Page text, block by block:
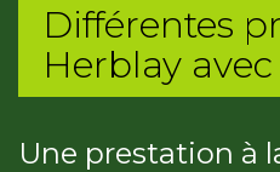
Différentes
Herblay
Une prestation à